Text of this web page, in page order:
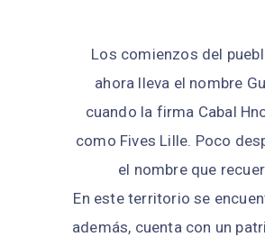
Los comienzos del
ahora lleva el nombre
cuando la firma Cabal
como Fives Lille. Poco
el nombre que
En este territorio se
además, cuenta con un